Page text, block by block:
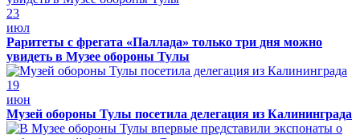
23
июл
Раритеты с фрегата «Паллада» только три дня можно
увидеть в Музее обороны Тулы
19
июн
Музей обороны Тулы посетила делегация из Калининграда